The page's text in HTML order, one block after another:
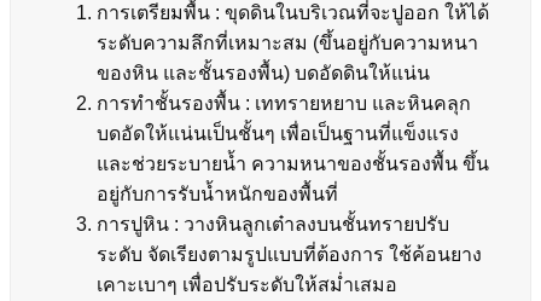
การเตรียมพื้น : ขุดดินในบริเวณที่จะปูออก ให้ได้
ระดับความลึกที่เหมาะสม (ขึ้นอยู่กับความหนา
ของหิน และชั้นรองพื้น) บดอัดดินให้แน่น
การทำชั้นรองพื้น : เททรายหยาบ และหินคลุก
บดอัดให้แน่นเป็นชั้นๆ เพื่อเป็นฐานที่แข็งแรง
และช่วยระบายน้ำ ความหนาของชั้นรองพื้น ขึ้น
อยู่กับการรับน้ำหนักของพื้นที่
การปูหิน : วางหินลูกเต๋าลงบนชั้นทรายปรับ
ระดับ จัดเรียงตามรูปแบบที่ต้องการ ใช้ค้อนยาง
เคาะเบาๆ เพื่อปรับระดับให้สม่ำเสมอ